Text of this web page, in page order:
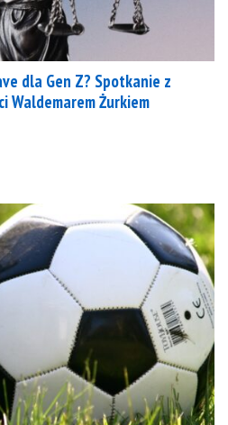
dla Gen Z? Spotkanie z
Waldemarem Żurkiem